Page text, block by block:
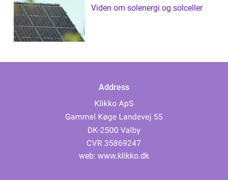
Viden om solenergi og solceller
Address
web: www.klikko.dk